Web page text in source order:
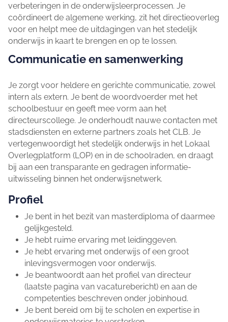
verbeteringen in de onderwijsleerprocessen. Je
coördineert de algemene werking, zit het directieoverleg
voor en helpt mee de uitdagingen van het stedelijk
onderwijs in kaart te brengen en op te lossen.
Communicatie en samenwerking
Je zorgt voor heldere en gerichte communicatie, zowel
intern als extern. Je bent de woordvoerder met het
schoolbestuur en geeft mee vorm aan het
directeurscollege. Je onderhoudt nauwe contacten met
stadsdiensten en externe partners zoals het CLB. Je
vertegenwoordigt het stedelijk onderwijs in het Lokaal
Overlegplatform (LOP) en in de schoolraden, en draagt
bij aan een transparante en gedragen informatie-
uitwisseling binnen het onderwijsnetwerk.
Profiel
Je bent in het bezit van masterdiploma of daarmee
gelijkgesteld.
Je hebt ruime ervaring met leidinggeven.
Je hebt ervaring met onderwijs of een groot
inlevingsvermogen voor onderwijs.
Je beantwoordt aan het profiel van directeur
(laatste pagina van vacaturebericht) en aan de
competenties beschreven onder jobinhoud.
Je bent bereid om bij te scholen en expertise in